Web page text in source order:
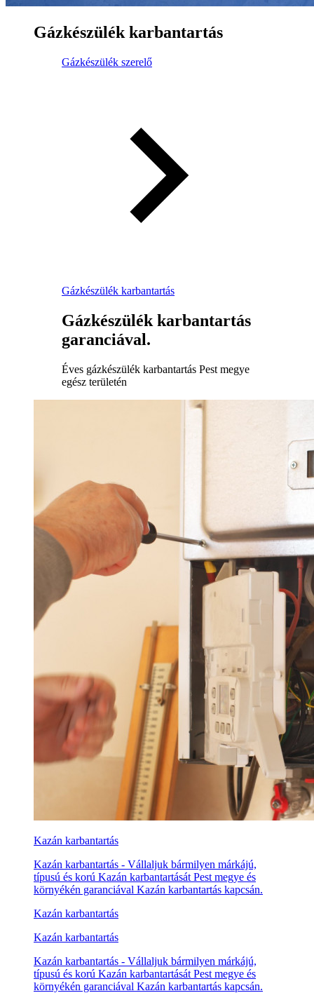
Gázkészülék karbantartás
Gázkészülék szerelő
Gázkészülék karbantartás
Gázkészülék karbantartás
garanciával.
Éves gázkészülék karbantartás Pest megye
egész területén
Kazán karbantartás
Kazán karbantartás - Vállaljuk bármilyen márkájú,
típusú és korú Kazán karbantartását Pest megye és
környékén garanciával Kazán karbantartás kapcsán.
Kazán karbantartás
Kazán karbantartás
Kazán karbantartás - Vállaljuk bármilyen márkájú,
típusú és korú Kazán karbantartását Pest megye és
környékén garanciával Kazán karbantartás kapcsán.